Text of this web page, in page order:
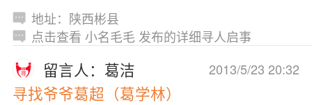
地址：陕西彬县
点击查看 小名毛毛 发布的详细寻人启事
2013/5/23 20:32
留言人：葛洁
寻找爷爷葛超（葛学林）